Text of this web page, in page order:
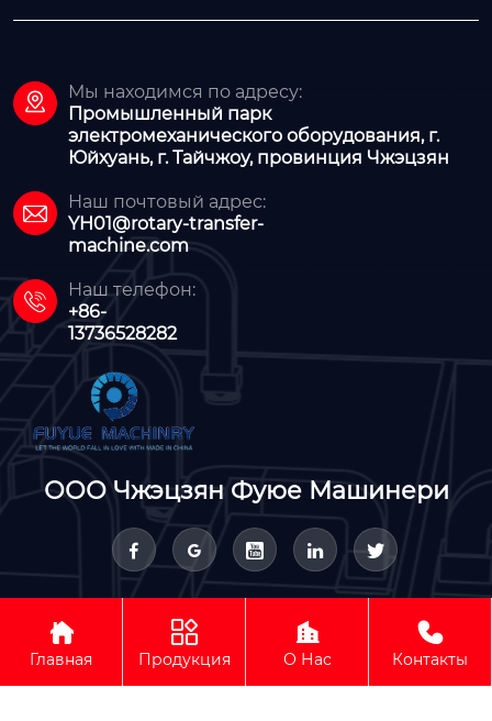

Мы находимся по адресу:
Промышленный парк
электромеханического оборудования, г.
Юйхуань, г. Тайчжоу, провинция Чжэцзян

Наш почтовый адрес:
YH01@rotary-transfer-
machine.com

Наш телефон:
+86-
13736528282
ООО Чжэцзян Фуюе Машинери
    
Авторское право © ООО Чжэцзян Фуюе Машинери

Главная

Продукция

О Нас

Контакты